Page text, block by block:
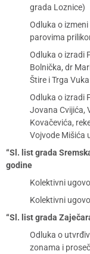
grada Loznice)
Odluka o
parovima
Odluka o izradi
Bolnička, dr
Štire i Trga
Odluka o izradi
Jovana Cvijića,
Kovačevića,
Vojvode Mišića
“Sl. list grada
godine
Kolektivni
Kolektivni
“Sl. list grada
Odluka o
zonama i